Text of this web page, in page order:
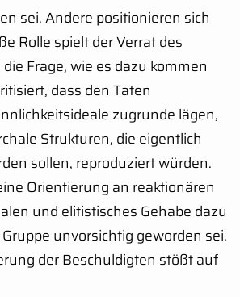
sei. Andere positionieren sich
Rolle spielt der Verrat des
Frage, wie es dazu kommen
dass den Taten
zugrunde lägen,
Strukturen, die eigentlich
sollen, reproduziert würden.
Orientierung an reaktionären
und elitistisches Gehabe dazu
unvorsichtig geworden sei.
der Beschuldigten stößt auf